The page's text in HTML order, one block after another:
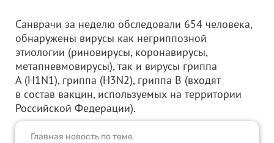
Санврачи за неделю обследовали 654 человека,
обнаружены вирусы как негриппозной
этиологии (риновирусы, коронавирусы,
метапневмовирусы), так и вирусы гриппа
А (H1N1), гриппа (H3N2), гриппа В (входят
в состав вакцин, используемых на территории
Российской Федерации).
Главная новость по теме